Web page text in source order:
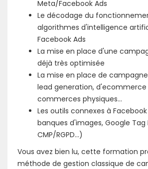
Meta/Facebook Ads
Le décodage du
algorithmes d'intelligence
Facebook Ads
La mise en place d'une
déjà très optimisée
La mise en place de
lead generation,
commerces physiques...
Les outils connexes à
banques d'images, Google Tag
CMP/RGPD...)
Vous avez bien lu, cette formation
méthode de gestion classique de